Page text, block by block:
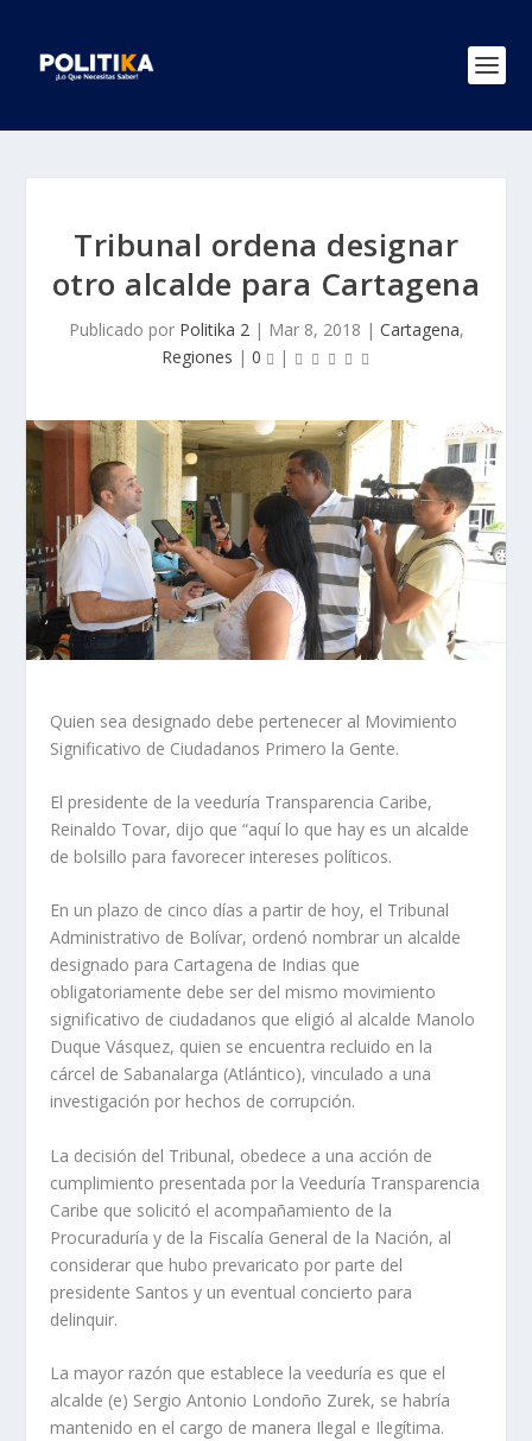
Tribunal ordena designar
otro alcalde para Cartagena
Publicado por Politika 2| Mar 8, 2018 | Cartagena,
Regiones | 0 |
Quien sea designado debe pertenecer al Movimiento
Significativo de Ciudadanos Primero la Gente.
El presidente de la veeduría Transparencia Caribe,
Reinaldo Tovar, dijo que “aquí lo que hay es un alcalde
de bolsillo para favorecer intereses políticos.
En un plazo de cinco días a partir de hoy, el Tribunal
Administrativo de Bolívar, ordenó nombrar un alcalde
designado para Cartagena de Indias que
obligatoriamente debe ser del mismo movimiento
significativo de ciudadanos que eligió al alcalde Manolo
Duque Vásquez, quien se encuentra recluido en la
cárcel de Sabanalarga (Atlántico), vinculado a una
investigación por hechos de corrupción.
La decisión del Tribunal, obedece a una acción de
cumplimiento presentada por la Veeduría Transparencia
Caribe que solicitó el acompañamiento de la
Procuraduría y de la Fiscalía General de la Nación, al
considerar que hubo prevaricato por parte del
presidente Santos y un eventual concierto para
delinquir.
La mayor razón que establece la veeduría es que el
alcalde (e) Sergio Antonio Londoño Zurek, se habría
mantenido en el cargo de manera Ilegal e Ilegítima.